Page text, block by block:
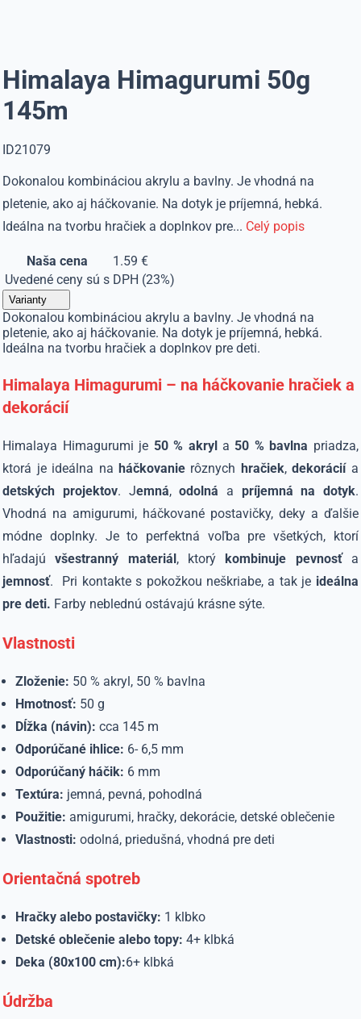
Himalaya Himagurumi 50g
145m
ID21079
Dokonalou kombináciou akrylu a bavlny. Je vhodná na
pletenie, ako aj háčkovanie. Na dotyk je príjemná, hebká.
Ideálna na tvorbu hračiek a doplnkov pre... Celý popis
Naša cena
1.59 €
Uvedené ceny sú s DPH (23%)
Varianty
Dokonalou kombináciou akrylu a bavlny. Je vhodná na
pletenie, ako aj háčkovanie. Na dotyk je príjemná, hebká.
Ideálna na tvorbu hračiek a doplnkov pre deti.
Himalaya Himagurumi – na háčkovanie hračiek a
dekorácií
Himalaya Himagurumi je 50 % akryla 50 % bavlna priadza,
ktorá je ideálna na háčkovanie rôznych hračiek,dekoráciía
detských projektov. Jemná,odolná a príjemná na dotyk.
Vhodná na amigurumi, háčkované postavičky, deky a ďalšie
módne doplnky. Je to perfektná voľba pre všetkých, ktorí
hľadajúvšestranný materiál, ktorýkombinuje pevnosťa
jemnosť. Pri kontakte s pokožkou neškriabe, a tak je ideálna
pre deti. Farby neblednú ostávajú krásne sýte.
Vlastnosti
Zloženie: 50 % akryl, 50 % bavlna
Hmotnosť: 50 g
Dĺžka (návin): cca 145 m
Odporúčané ihlice: 6- 6,5 mm
Odporúčaný háčik: 6 mm
Textúra: jemná, pevná, pohodlná
Použitie: amigurumi, hračky, dekorácie, detské oblečenie
Vlastnosti: odolná, priedušná, vhodná pre deti
Orientačná spotreb
Hračky alebo postavičky: 1 klbko
Detské oblečenie alebo topy: 4+ klbká
Deka (80x100 cm):6+ klbká
Údržba